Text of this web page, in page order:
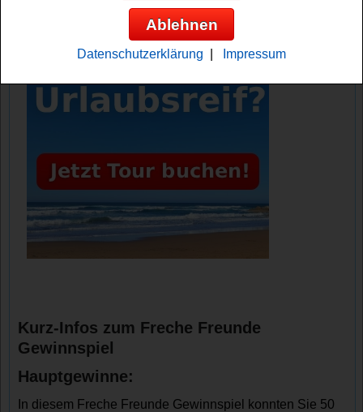
Anzeige:
Kurz-Infos zum Freche Freunde
Gewinnspiel
Hauptgewinne:
In diesem Freche Freunde Gewinnspiel konnten Sie 50
Ablehnen
Datenschutzerklärung Impressum